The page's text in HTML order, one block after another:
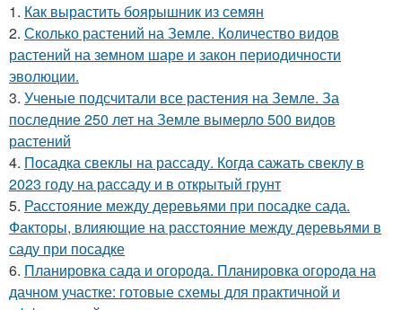
1. Как вырастить боярышник из семян
2. Сколько растений на Земле. Количество видов
растений на земном шаре и закон периодичности
эволюции.
3. Ученые подсчитали все растения на Земле. За
последние 250 лет на Земле вымерло 500 видов
растений
4. Посадка свеклы на рассаду. Когда сажать свеклу в
2023 году на рассаду и в открытый грунт
5. Расстояние между деревьями при посадке сада.
Факторы, влияющие на расстояние между деревьями в
саду при посадке
6. Планировка сада и огорода. Планировка огорода на
дачном участке: готовые схемы для практичной и